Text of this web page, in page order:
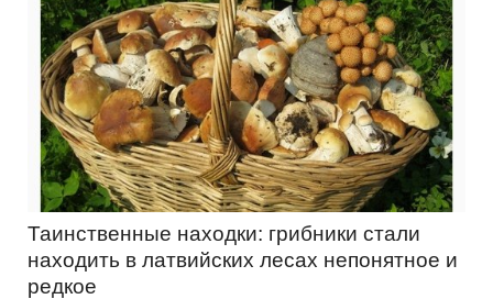
Таинственные находки: грибники стали
находить в латвийских лесах непонятное и
редкое